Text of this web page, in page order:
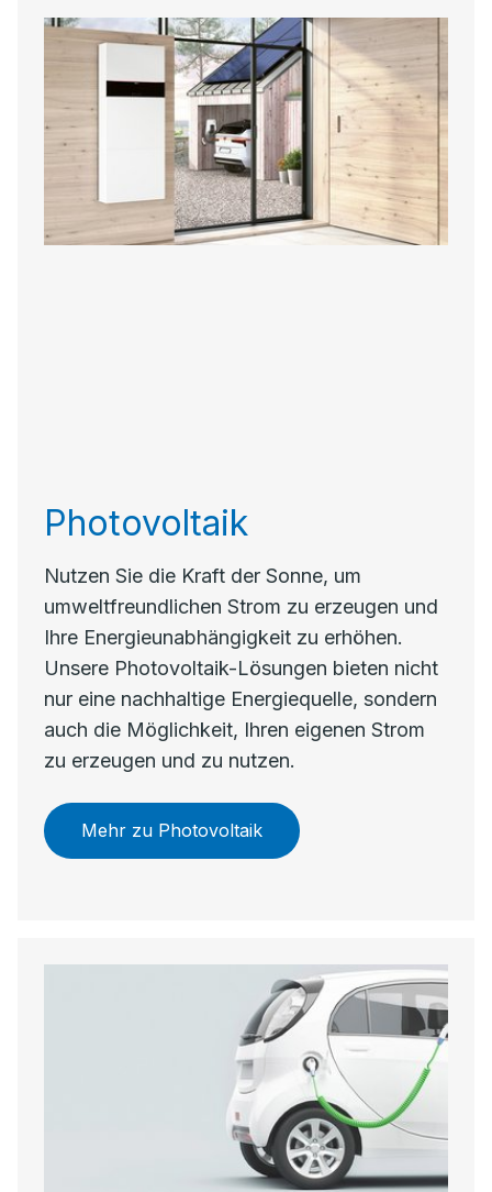
Photovoltaik
Nutzen Sie die Kraft der Sonne, um
umweltfreundlichen Strom zu erzeugen und
Ihre Energieunabhängigkeit zu erhöhen.
Unsere Photovoltaik-Lösungen bieten nicht
nur eine nachhaltige Energiequelle, sondern
auch die Möglichkeit, Ihren eigenen Strom
zu erzeugen und zu nutzen.
Mehr zu Photovoltaik